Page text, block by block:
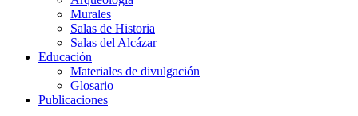
Murales
Salas de Historia
Salas del Alcázar
Educación
Materiales de divulgación
Glosario
Publicaciones